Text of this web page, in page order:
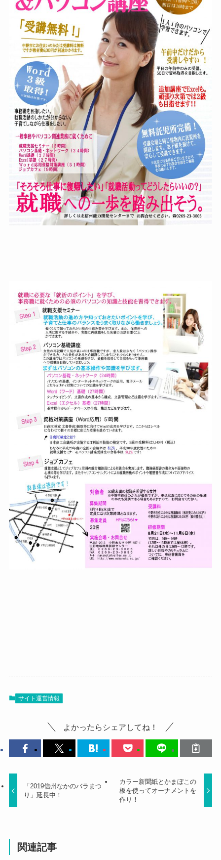
サイト運営情報
よかったらシェアしてね！
「2019信州なかのバラまつ
り」延長中！
カラー新聞紙とかまぼこの
板を使ってオーナメントを
作り！
関連記事